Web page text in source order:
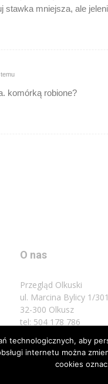
stawka mniejsza, ale
temu
komórką robione?
O nas
Przegląd Olkuski
ul. Marcina Bylicy 1/301
32-300 Olkusz
tel: 504 178 786
Napisz do nas:
technologicznych, aby
internetu można
cookies